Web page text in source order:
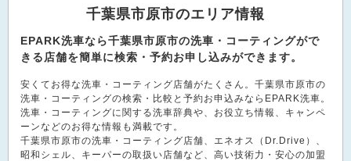
千葉県市原市のエリア情報
EPARK洗車なら千葉県市原市の洗車・コーティングがで
きる店舗を簡単に検索・予約お申し込みができます。
安くてお得な洗車・コーティング店舗がたくさん。千葉県市原市の
洗車・コーティングの検索・比較と予約お申込みならEPARK洗車。
洗車・コーティングに関する洗車辞典や、お役立ち情報、キャンペ
ーンなどのお得な情報も満載です。
千葉県市原市の洗車・コーティング店舗、エネオス（Dr.Drive）、
昭和シェル、キーパーの取扱い店舗など、高い技術力・安心の加盟